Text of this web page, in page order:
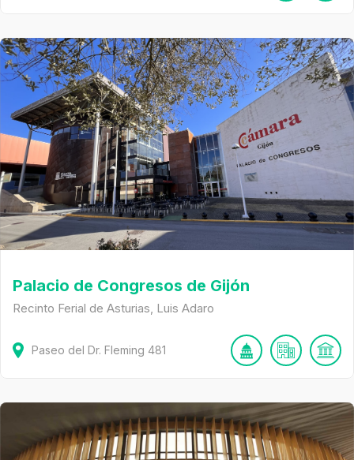
Palacio de Congresos de Gijón
Recinto Ferial de Asturias, Luis Adaro
Paseo del Dr. Fleming 481